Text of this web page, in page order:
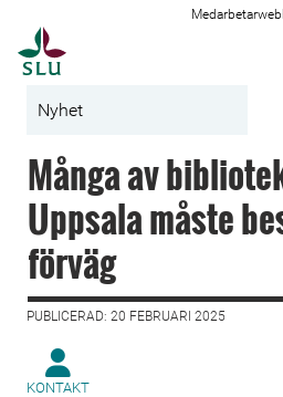
Nyhet
Många av
Uppsala måste
förväg
PUBLICERAD: 20 FEBRUARI 2025
KONTAKT